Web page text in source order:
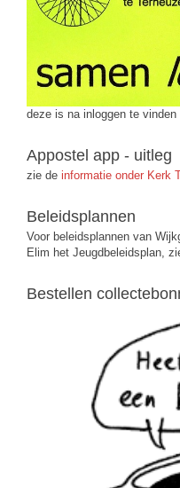
deze is na inloggen te vinden
Appostel app - uitleg
zie de informatie onder Kerk
Beleidsplannen
Voor beleidsplannen van
Elim het Jeugdbeleidsplan,
Bestellen